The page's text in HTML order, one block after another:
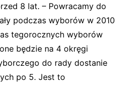
8 lat. – Powracamy do
podczas wyborów w 2010
tegorocznych wyborów
będzie na 4 okręgi
do rady dostanie
po 5. Jest to